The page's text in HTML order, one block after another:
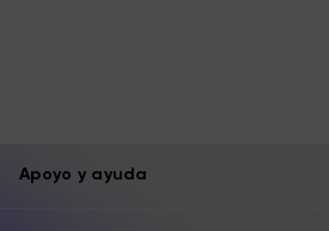
Apoyo y ayuda